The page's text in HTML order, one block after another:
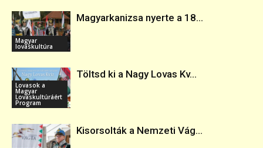
Magyar
lovaskultúra
Magyarkanizsa nyerte a 18...
Lovasok a
Magyar
Lovaskultúráért
Program
Töltsd ki a Nagy Lovas Kv...
Kisorsolták a Nemzeti Vág...